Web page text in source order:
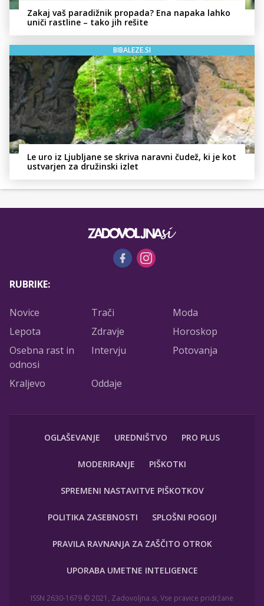
Zakaj vaš paradižnik propada? Ena napaka lahko
uniči rastline – tako jih rešite
BIBALEZE.SI
Le uro iz Ljubljane se skriva naravni čudež, ki je kot
ustvarjen za družinski izlet
RUBRIKE:
Novice Trači
Moda
Lepota
Zdravje
Horoskop
Osebna rast in
odnosi
Intervju Potovanja
Kraljevo Oddaje
OGLAŠEVANJE UREDNIŠTVO PRO PLUS
MODERIRANJE PIŠKOTKI
SPREMENI NASTAVITVE PIŠKOTKOV
POLITIKA ZASEBNOSTI SPLOŠNI POGOJI
PRAVILA RAVNANJA ZA ZAŠČITO OTROK
UPORABA UMETNE INTELIGENCE
ISSN 2630-1679 © 2021, Zadovoljna.si, Vse pravice pridržane